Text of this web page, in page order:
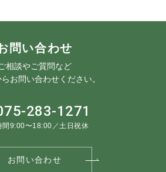
問い合わせ
相談やご質問など
お問い合わせください。
283-1271
間9:00〜18:00／土日祝休
お問い合わせ